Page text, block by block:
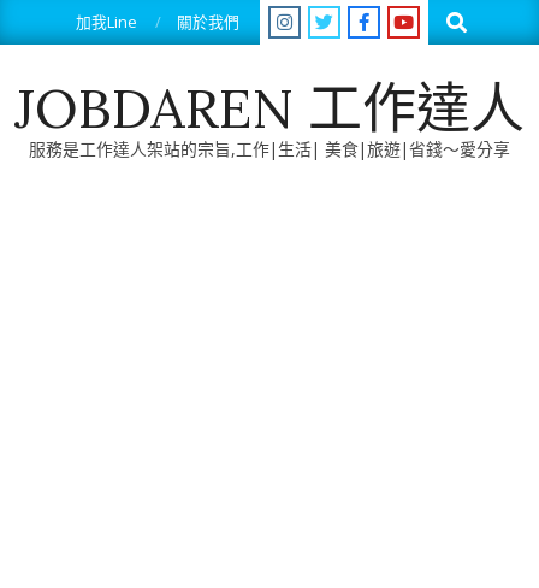
to
加我Line 關於我們 Search
JOBDAREN 工作達人
服務是工作達人架站的宗旨,工作|生活| 美食|旅遊|省錢～愛分享